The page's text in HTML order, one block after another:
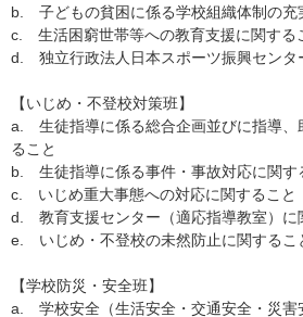
b. 子どもの貧困に係る学校組織体制の充
c. 生活困窮世帯等への教育支援に関する
d. 独立行政法人日本スポーツ振興センタ
【いじめ・不登校対策班】
a. 生徒指導に係る総合企画並びに指導、
ること
b. 生徒指導に係る事件・事故対応に関す
c. いじめ重大事態への対応に関すること
d. 教育支援センター（適応指導教室）に
e. いじめ・不登校の未然防止に関するこ
【学校防災・安全班】
a. 学校安全（生活安全・交通安全・災害